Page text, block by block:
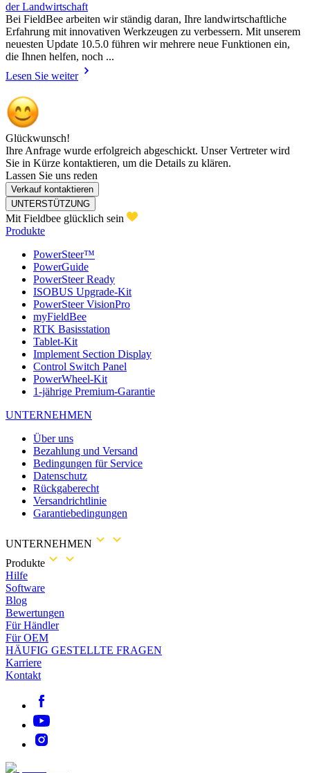
der Landwirtschaft
Bei FieldBee arbeiten wir ständig daran, Ihre landwirtschaftliche
Erfahrung mit innovativen Werkzeugen zu verbessern. Mit unserem
neuesten Update 10.5.0 führen wir mehrere neue Funktionen ein,
die Ihnen helfen, noch ...
Lesen Sie weiter
Glückwunsch!
Ihre Anfrage wurde erfolgreich abgeschickt. Unser Vertreter wird
Sie in Kürze kontaktieren, um die Details zu klären.
Lassen Sie uns reden
Verkauf kontaktieren
UNTERSTÜTZUNG
Mit Fieldbee glücklich sein
Produkte
PowerSteer™
PowerGuide
PowerSteer Ready
ISOBUS Upgrade-Kit
PowerSteer VisionPro
myFieldBee
RTK Basisstation
Tablet-Kit
Implement Section Display
Control Switch Panel
PowerWheel-Kit
1-jährige Premium-Garantie
UNTERNEHMEN
Über uns
Bezahlung und Versand
Bedingungen für Service
Datenschutz
Rückgaberecht
Versandrichtlinie
Garantiebedingungen
UNTERNEHMEN
Produkte
Hilfe
Software
Blog
Bewertungen
Für Händler
Für OEM
HÄUFIG GESTELLTE FRAGEN
Karriere
Kontakt